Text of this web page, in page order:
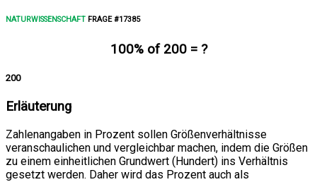
NATURWISSENSCHAFT FRAGE #17385
100% of 200 = ?
200
Erläuterung
Zahlenangaben in Prozent sollen Größenverhältnisse
veranschaulichen und vergleichbar machen, indem die Größen
zu einem einheitlichen Grundwert (Hundert) ins Verhältnis
gesetzt werden. Daher wird das Prozent auch als